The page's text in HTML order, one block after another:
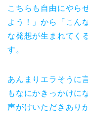
こちらも自由にやら
よう！」から「こん
な発想が生まれてく
す。
あんまりエラそうに
もなにかきっかけに
声がけいただきあり